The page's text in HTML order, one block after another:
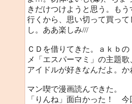
きだけつけようと思う。も
行くから、思い切って買っ
し。ああ楽しみ///
ＣＤを借りてきた。ａｋｂ
メ「エスパーマミ」の主題
アイドルが好きなんだよ。
マン喫で漫画読んできた。
「りんね」面白かった！